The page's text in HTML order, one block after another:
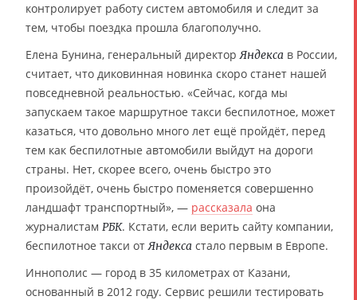
контролирует работу систем автомобиля и следит за
тем, чтобы поездка прошла благополучно.
Елена Бунина, генеральный директорЯндекса в России,
считает, что диковинная новинка скоро станет нашей
повседневной реальностью. «Сейчас, когда мы
запускаем такое маршрутное такси беспилотное, может
казаться, что довольно много лет ещё пройдёт, перед
тем как беспилотные автомобили выйдут на дороги
страны. Нет, скорее всего, очень быстро это
произойдёт, очень быстро поменяется совершенно
ландшафт транспортный», — рассказала она
журналистам РБК. Кстати, если верить сайту компании,
беспилотное такси отЯндекса стало первым в Европе.
Иннополис — город в 35 километрах от Казани,
основанный в 2012 году. Сервис решили тестировать